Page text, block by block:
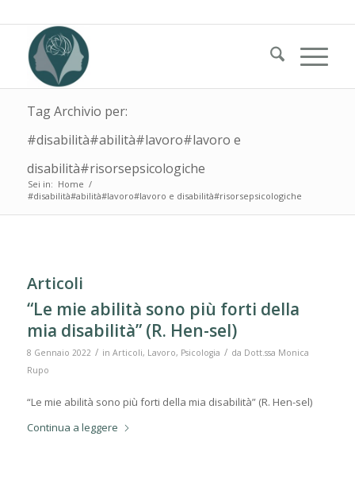
Tag Archivio per:
#disabilità#abilità#lavoro#lavoro e
disabilità#risorsepsicologiche
Sei in: Home /
#disabilità#abilità#lavoro#lavoro e disabilità#risorsepsicologiche
Articoli
“Le mie abilità sono più forti della
mia disabilità” (R. Hen-sel)
8 Gennaio 2022 / in Articoli, Lavoro, Psicologia / da Dott.ssa Monica
Rupo
“Le mie abilità sono più forti della mia disabilità” (R. Hen-sel)
Continua a leggere